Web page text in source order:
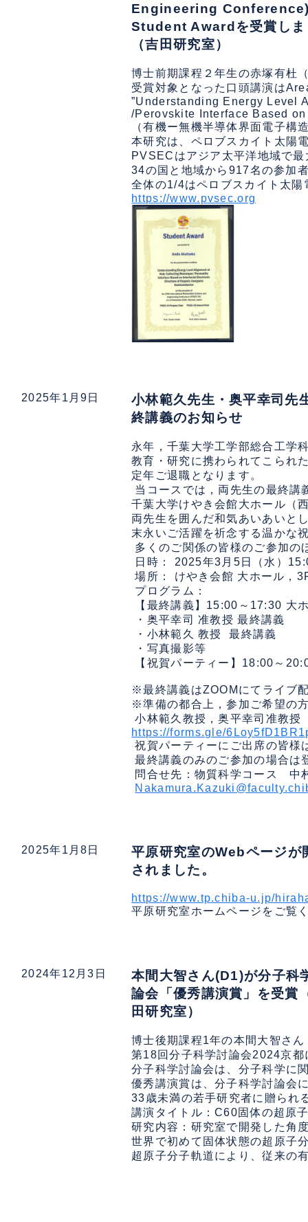
Engineering
Student Awardを受賞しま
（吉田研究室）
博士前期課程２年生の赤塚有杜
受賞対象となった口頭講演は
”Understanding Energy Level
/Perovskite Interface Based
（有機ー無機半導体界面電子構
本研究は、ペロブスカイト太陽
PVSECはアジア太平洋地域で
34の国と地域から917名の参加
https://www.pvsec.org
2025年1月9日
小林範久先生・奥平幸司先
終講義のお知らせ
永年，千葉大学工学部総合工学
教育・研究に携わられてこられ
定年ご退職となります。
当コースでは，両先生の最終
千葉大学けやき会館大ホール（
両先生を囲んだ和気あいあいと
末永いご活躍を祈念する温かな
多くのご関係の皆様のご参加の
日時： 2025年3月5日（水）
場所： けやき会館 大ホール，
プログラム：
【最終講義】15:00～17:30 大
・奥平幸司 准教授 最終講義
・小林範久 教授  最終講義
・写真撮影等
【祝賀パーティー】18:00～
※最終講義はZOOMにてライブ
※準備の都合上，参加ご希望の
https://forms.gle/
祝賀パーティーにご出席の皆様
最終講義のみのご参加の場合は
問合せ先：物質科学コース　
2025年1月8日
平原研究室のWebページが
されました。
https://www.tp.chiba-u.jp/
平原研究室ホームページをご覧
2024年12月3日
本間大智さん(D1)が分子科
論会「優秀講演賞」を受賞
田研究室）
博士後期課程1年の本間大智さ
第18回分子科学討論会2024京
分子科学討論会は、分子科学に
優秀講演賞は、分子科学討論会
33歳未満の若手研究者に贈られ
講演タイトル：C60固体の超原
研究内容：研究室で開発した角
世界で初めて固体状態の超原子
超原子分子軌道により、従来の